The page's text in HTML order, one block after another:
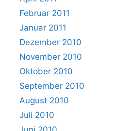
Februar 2011
Januar 2011
Dezember 2010
November 2010
Oktober 2010
September 2010
August 2010
Juli 2010